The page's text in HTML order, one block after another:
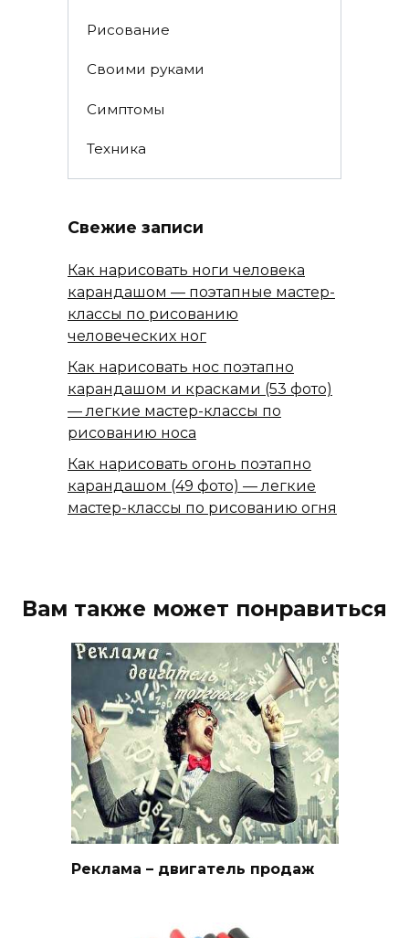
Рисование
Своими руками
Симптомы
Техника
Свежие записи
Как нарисовать ноги человека
карандашом — поэтапные мастер-
классы по рисованию
человеческих ног
Как нарисовать нос поэтапно
карандашом и красками (53 фото)
— легкие мастер-классы по
рисованию носа
Как нарисовать огонь поэтапно
карандашом (49 фото) — легкие
мастер-классы по рисованию огня
Вам также может понравиться
Реклама – двигатель продаж